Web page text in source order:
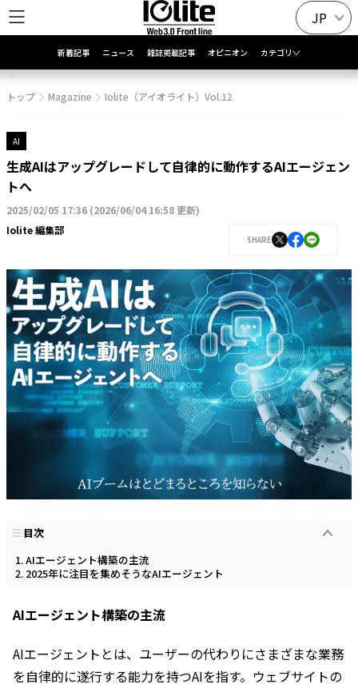
JP
新着記事 ニュース 雑誌掲載記事 オピニオン カテゴリ
トップ Magazine Iolite（アイオライト）Vol.12
AI
生成AIはアップグレードして自律的に動作するAIエージェン
トへ
2025/02/05 17:36 (2026/06/04 16:58 更新)
Iolite 編集部
SHARE
目次
AIエージェント構築の主流
2025年に注目を集めそうなAIエージェント
AIエージェント構築の主流
AIエージェントとは、ユーザーの代わりにさまざまな業務
を自律的に遂行する能力を持つAIを指す。ウェブサイトの